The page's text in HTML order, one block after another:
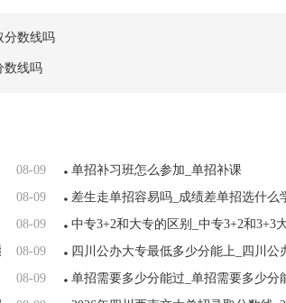
分数线吗
数线吗
08-09 单招补习班怎么参加_单招补课
08-09 差生走单招容易吗_成绩差单招选什么
08-09 中专3+2和大专的区别_中专3+2和3+3
简章
08-09 四川公办大专最低多少分能上_四川公
08-09 单招需要多少分能过_单招需要多少分